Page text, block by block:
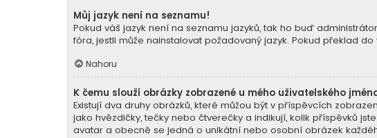
Můj jazyk není na seznamu!
Pokud váš jazyk není na seznamu jazyků, tak ho buď
fóra, jestli může nainstalovat požadovaný jazyk. Pokud překlad
Nahoru
K čemu slouží obrázky zobrazené u mého uživatelského
Existují dva druhy obrázků, které můžou být v příspěvcích
jako hvězdičky, tečky nebo čtverečky a indikují, kolik příspěvků
avatar a obecně se jedná o unikátní nebo osobní obrázek